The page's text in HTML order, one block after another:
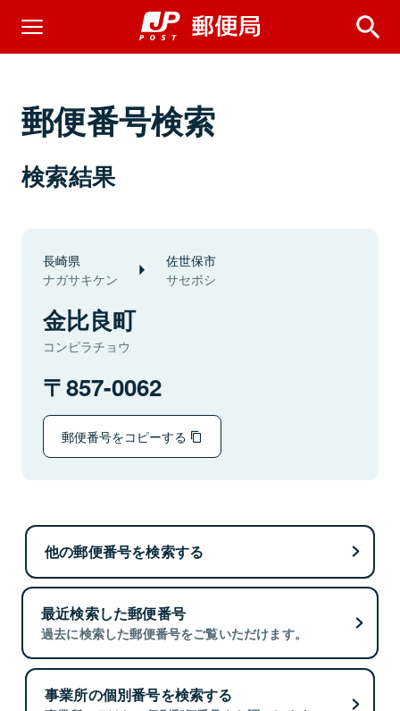
郵便番号検索
検索結果
長崎県
ナガサキケン
佐世保市
サセボシ
金比良町
コンピラチョウ
857-0062
郵便番号をコピーする
他の郵便番号を検索する
最近検索した郵便番号
過去に検索した郵便番号をご覧いただけます。
事業所の個別番号を検索する